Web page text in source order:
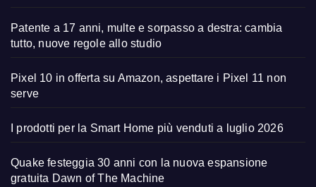
Patente a 17 anni, multe e sorpasso a destra: cambia
tutto, nuove regole allo studio
Pixel 10 in offerta su Amazon, aspettare i Pixel 11 non
serve
I prodotti per la Smart Home più venduti a luglio 2026
Quake festeggia 30 anni con la nuova espansione
gratuita Dawn of The Machine